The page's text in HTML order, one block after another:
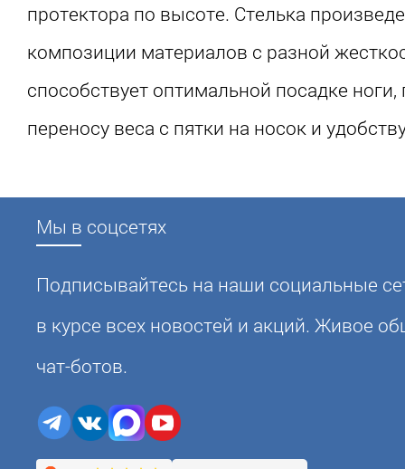
протектора по высоте. Стелька
композиции материалов с разной
способствует оптимальной посадке
переносу веса с пятки на носок и
Мы в соцсетях
Подписывайтесь на наши социальные
в курсе всех новостей и акций. Живое
чат-ботов.